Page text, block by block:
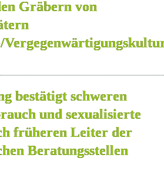
Gräbern von
bestätigt schweren
und sexualisierte
früheren Leiter der
Beratungsstellen